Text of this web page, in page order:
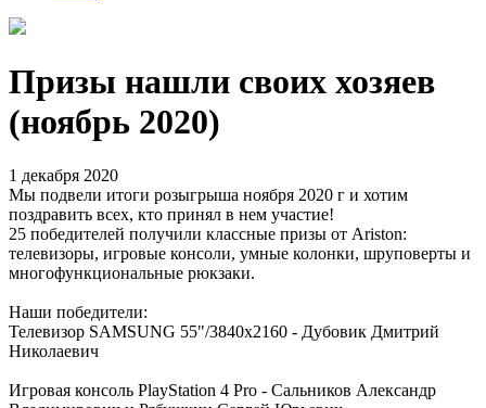
Призы нашли своих хозяев
(ноябрь 2020)
1 декабря 2020
Мы подвели итоги розыгрыша ноября 2020 г и хотим
поздравить всех, кто принял в нем участие!
25 победителей получили классные призы от Ariston:
телевизоры, игровые консоли, умные колонки, шруповерты и
многофункциональные рюкзаки.
Наши победители:
Телевизор SAMSUNG 55"/3840x2160 - Дубовик Дмитрий
Николаевич
Игровая консоль PlayStation 4 Pro - Сальников Александр